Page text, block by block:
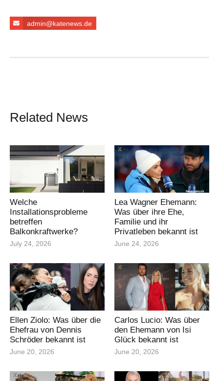
admin@katenews.de
Related News
Welche
Installationsprobleme
betreffen
Balkonkraftwerke?
July 24, 2026
Lea Wagner Ehemann:
Was über ihre Ehe,
Familie und ihr
Privatleben bekannt ist
June 24, 2026
Ellen Ziolo: Was über die
Ehefrau von Dennis
Schröder bekannt ist
June 20, 2026
Carlos Lucio: Was über
den Ehemann von Isi
Glück bekannt ist
June 20, 2026